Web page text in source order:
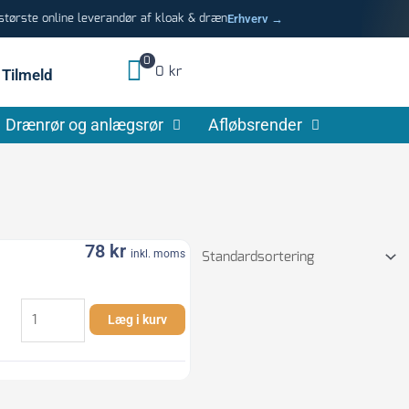
online leverandør af kloak & drænErhverv →
Tilmeld
0
0 kr
Drænrør og anlægsrør Afløbsrender
78 kr inkl. moms
32
Læg i kurv